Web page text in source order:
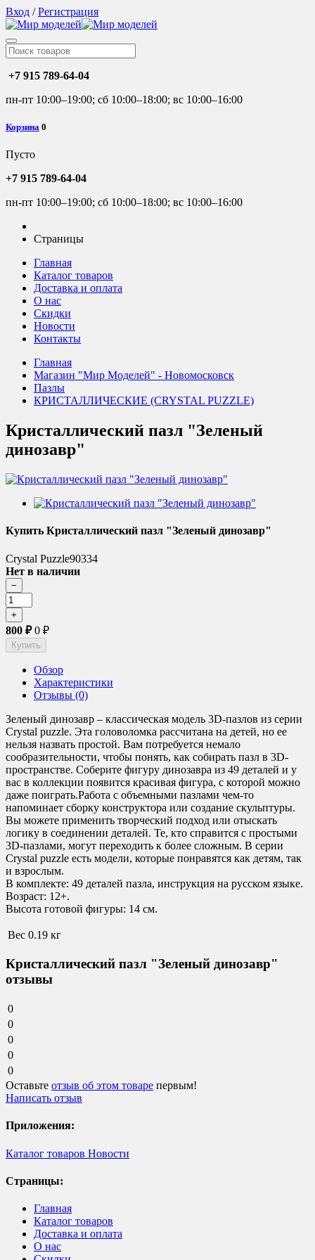
Вход /Регистрация
+7 915 789-64-04
пн-пт 10:00–19:00; сб 10:00–18:00; вс 10:00–16:00
Корзина 0
Пусто
+7 915 789-64-04
пн-пт 10:00–19:00; сб 10:00–18:00; вс 10:00–16:00
Страницы
Главная
Каталог товаров
Доставка и оплата
О нас
Скидки
Новости
Контакты
Главная
Магазин "Мир Моделей" - Новомосковск
Пазлы
КРИСТАЛЛИЧЕСКИЕ (CRYSTAL PUZZLE)
Кристаллический пазл "Зеленый
динозавр"
Купить Кристаллический пазл "Зеленый динозавр"
Crystal Puzzle90334
Нет в наличии
800 ₽0 ₽
Обзор
Характеристики
Отзывы (0)
Зеленый динозавр – классическая модель 3D-пазлов из серии
Crystal puzzle. Эта головоломка рассчитана на детей, но ее
нельзя назвать простой. Вам потребуется немало
сообразительности, чтобы понять, как собирать пазл в 3D-
пространстве. Соберите фигуру динозавра из 49 деталей и у
вас в коллекции появится красивая фигура, с которой можно
даже поиграть.Работа с объемными пазлами чем-то
напоминает сборку конструктора или создание скульптуры.
Вы можете применить творческий подход или отыскать
логику в соединении деталей. Те, кто справится с простыми
3D-пазлами, могут переходить к более сложным. В серии
Crystal puzzle есть модели, которые понравятся как детям, так
и взрослым.
В комплекте: 49 деталей пазла, инструкция на русском языке.
Возраст: 12+.
Высота готовой фигуры: 14 см.
Вес 0.19 кг
Кристаллический пазл "Зеленый динозавр"
отзывы
0
0
0
0
0
Оставьте отзыв об этом товаре первым!
Написать отзыв
Приложения:
Каталог товаров Новости
Страницы:
Главная
Каталог товаров
Доставка и оплата
О нас